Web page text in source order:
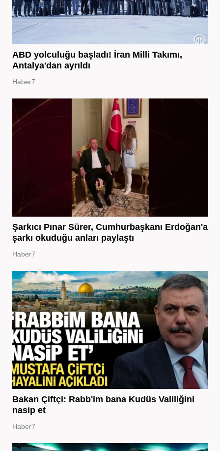
ABD yolculuğu başladı! İran Milli Takımı,
Antalya'dan ayrıldı
Haber7
Şarkıcı Pınar Sürer, Cumhurbaşkanı Erdoğan'a
şarkı okuduğu anları paylaştı
Haber7
Bakan Çiftçi: Rabb'im bana Kudüs Valiliğini
nasip et
Haber7